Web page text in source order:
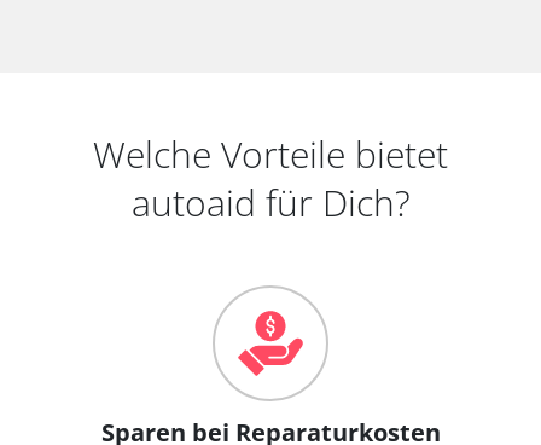
Welche Vorteile bietet
autoaid für Dich?
Sparen bei Reparaturkosten